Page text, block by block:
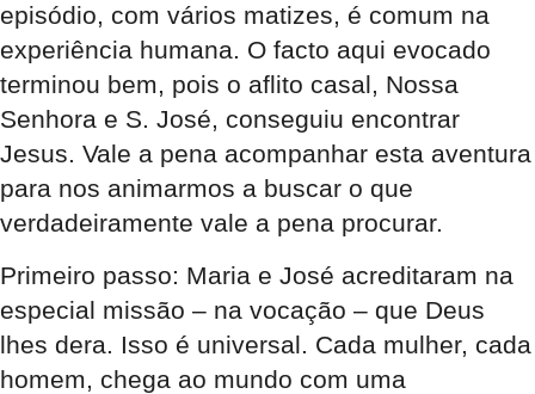
episódio, com vários matizes, é comum na
experiência humana. O facto aqui evocado
terminou bem, pois o aflito casal, Nossa
Senhora e S. José, conseguiu encontrar
Jesus. Vale a pena acompanhar esta aventura
para nos animarmos a buscar o que
verdadeiramente vale a pena procurar.
Primeiro passo: Maria e José acreditaram na
especial missão – na vocação – que Deus
lhes dera. Isso é universal. Cada mulher, cada
homem, chega ao mundo com uma